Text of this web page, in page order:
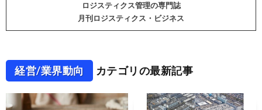
ロジスティクス管理の専門誌
月刊ロジスティクス・ビジネス
経営/業界動向 カテゴリの最新記事